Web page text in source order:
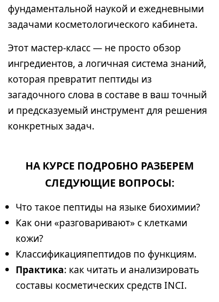
фундаментальной наукой и ежедневными
задачами косметологического кабинета.
Этот мастер-класс — не просто обзор
ингредиентов, а логичная система знаний,
которая превратит пептиды из
загадочного слова в составе в ваш точный
и предсказуемый инструмент для решения
конкретных задач.
НА КУРСЕ ПОДРОБНО РАЗБЕРЕМ
СЛЕДУЮЩИЕ ВОПРОСЫ:
Что такое пептиды на языке биохимии?
Как они «разговаривают» с клетками
кожи?
Классификацияпептидов по функциям.
Практика: как читать и анализировать
составы косметических средств INCI.